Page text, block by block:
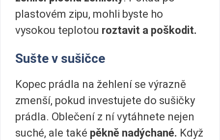
plastovém zipu, mohli byste ho
vysokou teplotou roztavit a poškodit.
Sušte v sušičce
Kopec prádla na žehlení se výrazně
zmenší, pokud investujete do sušičky
prádla. Oblečení z ní vytáhnete nejen
suché, ale také pěkně nadýchané. Když